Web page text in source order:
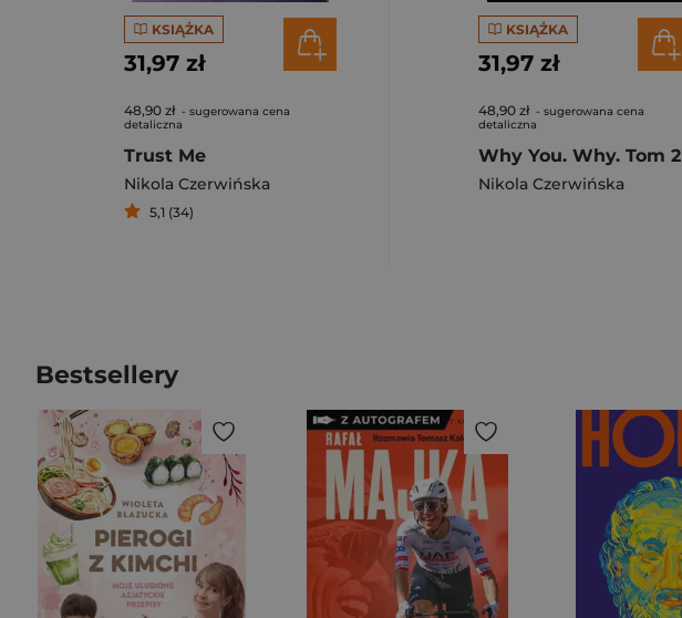
KSIĄŻKA
31,97 zł
48,90 zł - sugerowana cena
detaliczna
Trust Me
Nikola Czerwińska
5,1 (34)
KSIĄŻKA
31,97 zł
48,90 zł - sugerowana cena
detaliczna
Why You. Why. Tom 2
Nikola Czerwińska
Bestsellery